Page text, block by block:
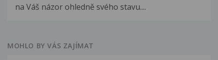
na Váš názor ohledně svého stavu....
MOHLO BY VÁS ZAJÍMAT